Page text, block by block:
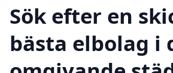
Sök efter en
bästa elbolag i